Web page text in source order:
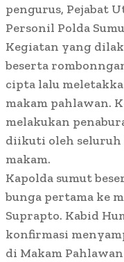
pengurus, Pejabat
Personil Polda
Kegiatan yang
beserta
cipta lalu
makam pahlawan.
melakukan
diikuti oleh seluruh
makam.
Kapolda sumut
bunga pertama ke
Suprapto. Kabid
konfirmasi
di Makam